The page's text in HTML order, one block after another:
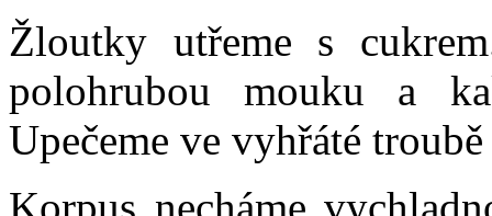
Žloutky utřeme s
polohrubou mouku a
Upečeme ve vyhřáté